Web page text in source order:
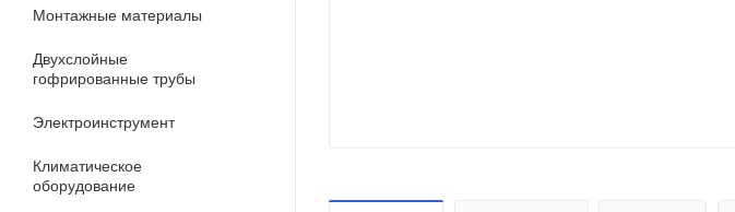
Монтажные материалы
Двухслойные
гофрированные трубы
Электроинструмент
Климатическое
оборудование